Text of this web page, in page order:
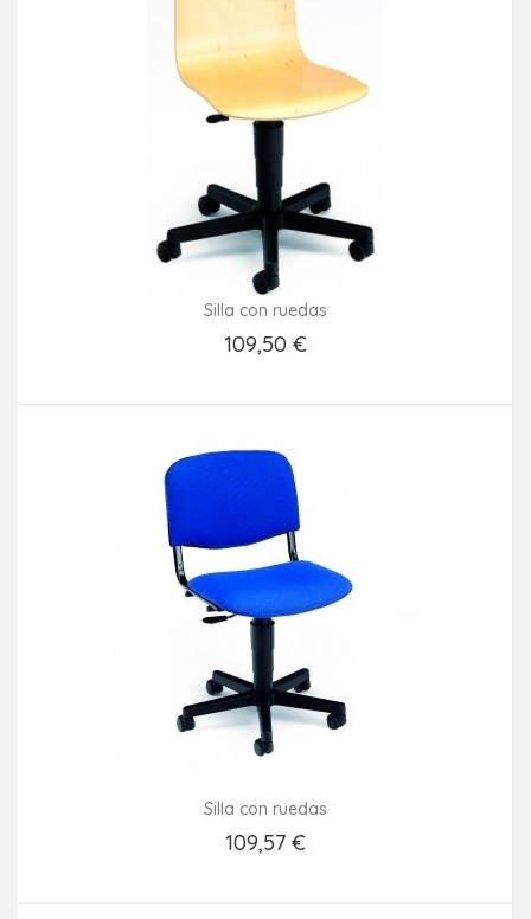
Silla con ruedas
109,50 €
Silla con ruedas
109,57 €